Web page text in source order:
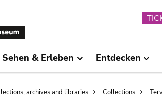
Sehen & Erleben Entdecken
archives and libraries Collections